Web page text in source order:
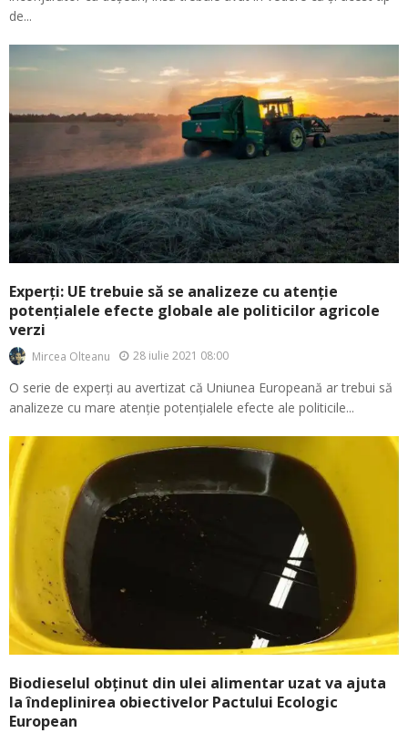
de...
Experți: UE trebuie să se analizeze cu atenție
potențialele efecte globale ale politicilor agricole
verzi
Mircea Olteanu 28 iulie 2021 08:00
O serie de experți au avertizat că Uniunea Europeană ar trebui să
analizeze cu mare atenție potențialele efecte ale politicile...
Biodieselul obținut din ulei alimentar uzat va ajuta
la îndeplinirea obiectivelor Pactului Ecologic
European